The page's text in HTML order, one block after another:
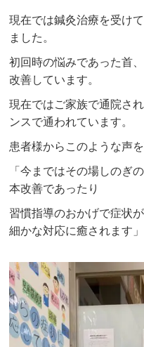
現在では鍼灸治療を受け
ました。
初回時の悩みであった首
改善しています。
現在ではご家族で通院さ
ンスで通われています。
患者様からこのような声を
「今まではその場しのぎ
本改善であったり
習慣指導のおかげで症状
細かな対応に癒されます」